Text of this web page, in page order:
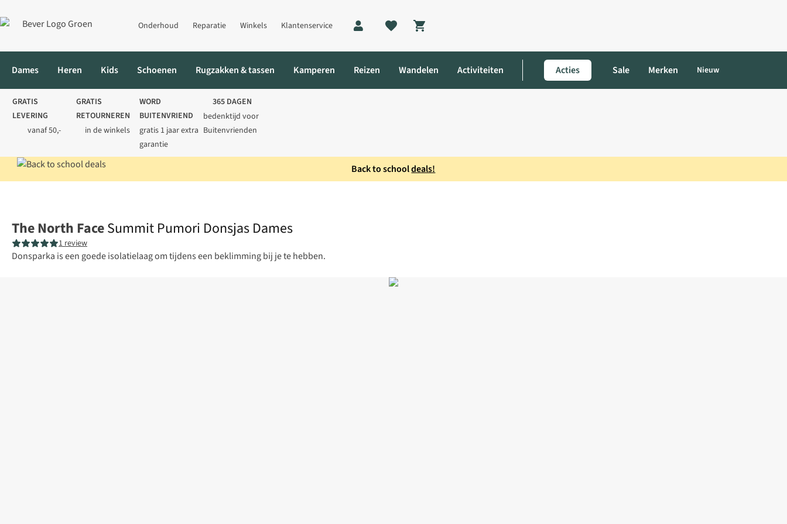
Onderhoud Reparatie Winkels Klantenservice
Shopping cart
Dames Heren Kids Schoenen Rugzakken & tassen Kamperen Reizen Wandelen Activiteiten Acties Sale Merken Nieuw
GRATIS
LEVERING
vanaf 50,-
GRATIS
RETOURNEREN
in de winkels
WORD
BUITENVRIEND
gratis 1 jaar extra
garantie
365 DAGEN
bedenktijd voor
Buitenvrienden
Back to schooldeals!
The North FaceSummit Pumori Donsjas Dames
1 review
Donsparka is een goede isolatielaag om tijdens een beklimming bij je te hebben.